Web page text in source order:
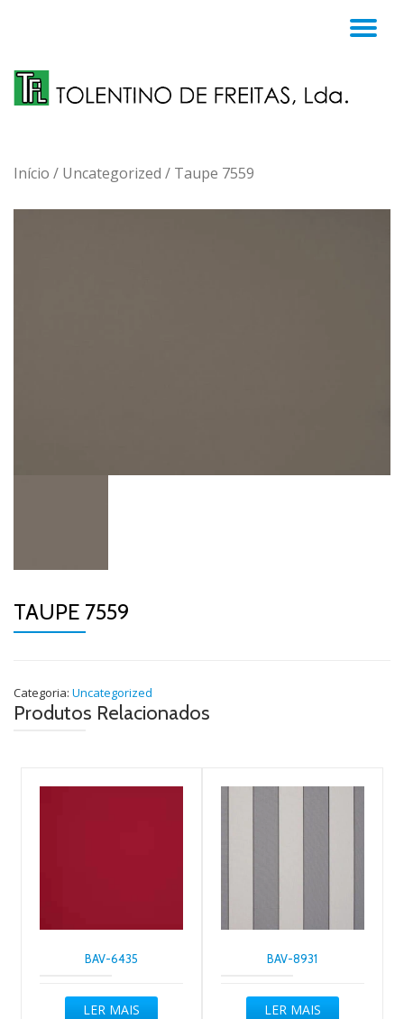
content
Início / Uncategorized / Taupe 7559
TAUPE 7559
Categoria: Uncategorized
Produtos Relacionados
BAV-6435
LER MAIS
BAV-8931
LER MAIS